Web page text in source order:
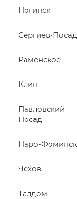
Ногинск
Сергиев-Посад
Раменское
Клин
Павловский
Посад
Наро-Фоминск
Чехов
Талдом